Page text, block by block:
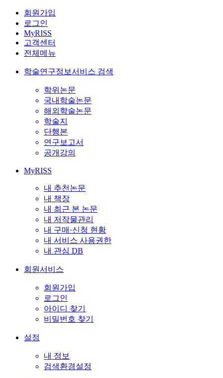
회원가입
로그인
MyRISS
고객센터
전체메뉴
학술연구정보서비스 검색
학위논문
국내학술논문
해외학술논문
학술지
단행본
연구보고서
공개강의
MyRISS
내 추천논문
내 책장
내 최근 본 논문
내 저작물관리
내 구매·신청 현황
내 서비스 사용권한
내 관심 DB
회원서비스
회원가입
로그인
아이디 찾기
비밀번호 찾기
설정
내 정보
검색환경설정